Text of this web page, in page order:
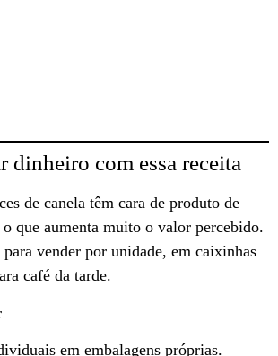
dinheiro com essa receita
de canela têm cara de produto de
o que aumenta muito o valor percebido.
vender por unidade, em caixinhas
café da tarde.
em embalagens próprias.